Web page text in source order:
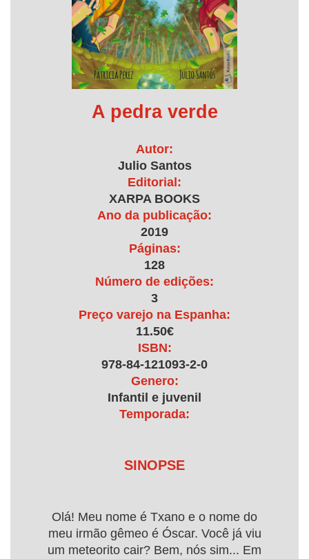
A pedra verde
Autor:
Julio Santos
Editorial:
XARPA BOOKS
Ano da publicação:
2019
Páginas:
128
Número de edições:
3
Preço varejo na Espanha:
11.50€
ISBN:
978-84-121093-2-0
Genero:
Infantil e juvenil
Temporada:
SINOPSE
Olá! Meu nome é Txano e o nome do
meu irmão gêmeo é Óscar. Você já viu
um meteorito cair? Bem, nós sim... Em